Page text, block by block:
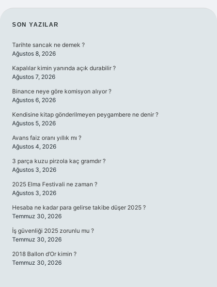
SIDEBAR
SON YAZILAR
Tarihte sancak ne demek ?
Ağustos 8, 2026
Kapalılar kimin yanında açık durabilir ?
Ağustos 7, 2026
Binance neye göre komisyon alıyor ?
Ağustos 6, 2026
Kendisine kitap gönderilmeyen peygambere ne denir ?
Ağustos 5, 2026
Avans faiz oranı yıllık mı ?
Ağustos 4, 2026
3 parça kuzu pirzola kaç gramdır ?
Ağustos 3, 2026
2025 Elma Festivali ne zaman ?
Ağustos 3, 2026
Hesaba ne kadar para gelirse takibe düşer 2025 ?
Temmuz 30, 2026
İş güvenliği 2025 zorunlu mu ?
Temmuz 30, 2026
2018 Ballon d’Or kimin ?
Temmuz 30, 2026